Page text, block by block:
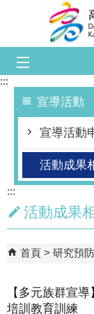
跳到主要內容區塊
:::
宣導活動
宣導活動
活動成果
:::
活動成果
首頁 研究預防
【多元族群宣
培訓教育訓練